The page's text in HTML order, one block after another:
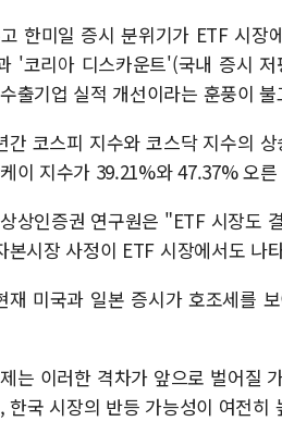
한미일 증시 분위기가 ETF 시장
'코리아 디스카운트'(국내 증시
출기업 실적 개선이라는 훈풍이
간 코스피 지수와 코스닥 지수의
이 지수가 39.21%와 47.37% 오
상인증권 연구원은 "ETF 시장도
본시장 사정이 ETF 시장에서도 나
재 미국과 일본 증시가 호조세를
는 이러한 격차가 앞으로 벌어질
한국 시장의 반등 가능성이 여전히